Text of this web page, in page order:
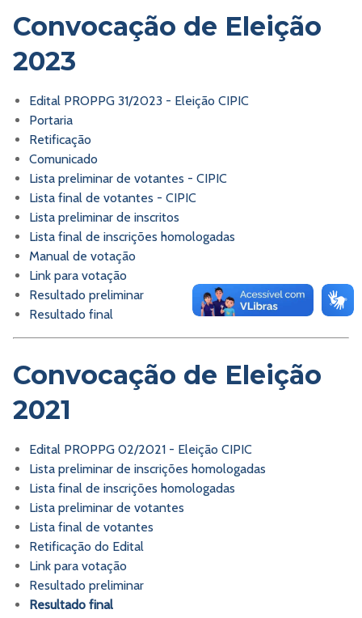
Convocação de Eleição
2023
Edital PROPPG 31/2023 - Eleição CIPIC
Portaria
Retificação
Comunicado
Lista preliminar de votantes - CIPIC
Lista final de votantes - CIPIC
Lista preliminar de inscritos
Lista final de inscrições homologadas
Manual de votação
Link para votação
Resultado preliminar
Resultado final
Convocação de Eleição
2021
Edital PROPPG 02/2021 - Eleição CIPIC
Lista preliminar de inscrições homologadas
Lista final de inscrições homologadas
Lista preliminar de votantes
Lista final de votantes
Retificação do Edital
Link para votação
Resultado preliminar
Resultado final